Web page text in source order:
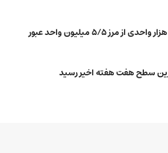
بورس تهران با جهش ۱۱۲ هزار واحدی از مرز ۵/۵ میلیون واحد عبور
سطح هفت هفته اخیر رسید